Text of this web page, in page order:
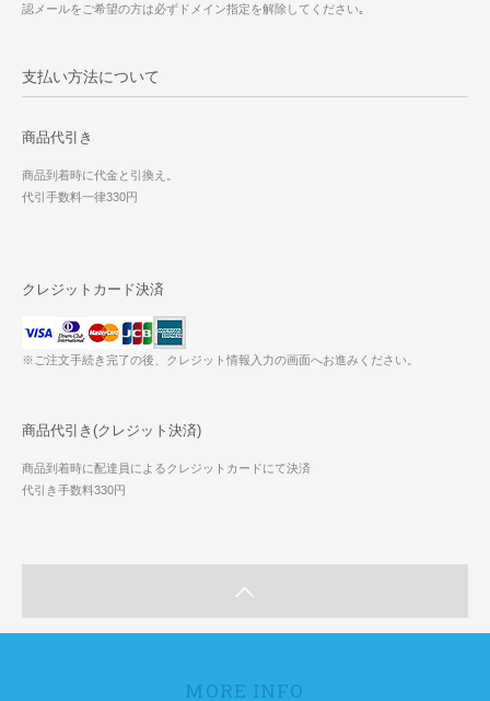
認メールをご希望の方は必ずドメイン指定を解除してください｡
支払い方法について
商品代引き
商品到着時に代金と引換え。
代引手数料一律330円
クレジットカード決済
※ご注文手続き完了の後、クレジット情報入力の画面へお進みください。
商品代引き(クレジット決済)
商品到着時に配達員によるクレジットカードにて決済
代引き手数料330円
MORE INFO